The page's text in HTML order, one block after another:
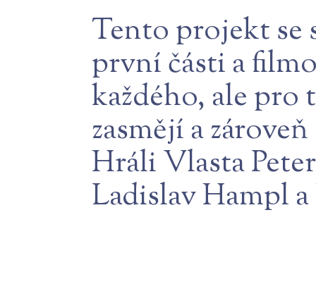
Tento projekt se
první části a
každého, ale pro
zasmějí a
Hráli Vlasta
Ladislav Hampl